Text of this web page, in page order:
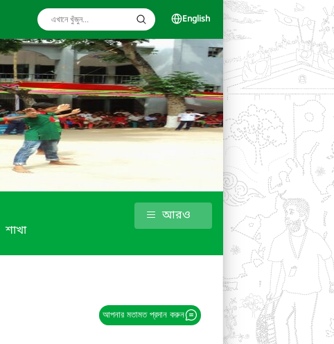
English
শাখা
আরও
আপনার মতামত প্রদান করুন